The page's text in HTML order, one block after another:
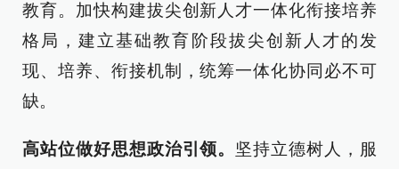
教育。加快构建拔尖创新人才一体化衔接培养
格局，建立基础教育阶段拔尖创新人才的发
现、培养、衔接机制，统筹一体化协同必不可
缺。
高站位做好思想政治引领。 坚持立德树人，服